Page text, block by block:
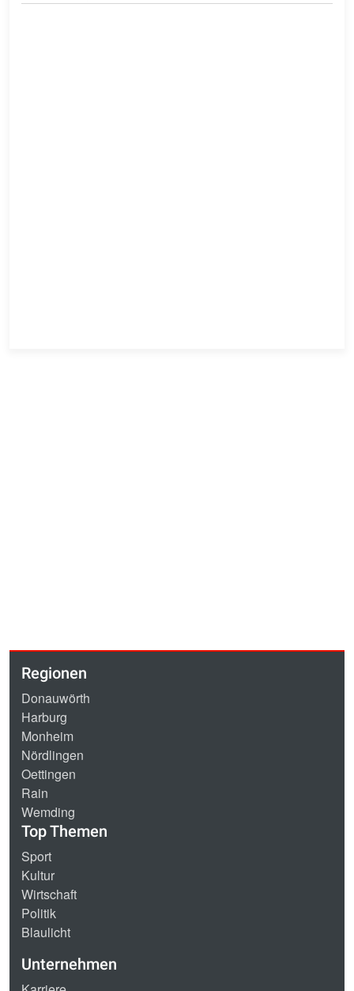
Regionen
Donauwörth
Harburg
Monheim
Nördlingen
Oettingen
Rain
Wemding
Top Themen
Sport
Kultur
Wirtschaft
Politik
Blaulicht
Unternehmen